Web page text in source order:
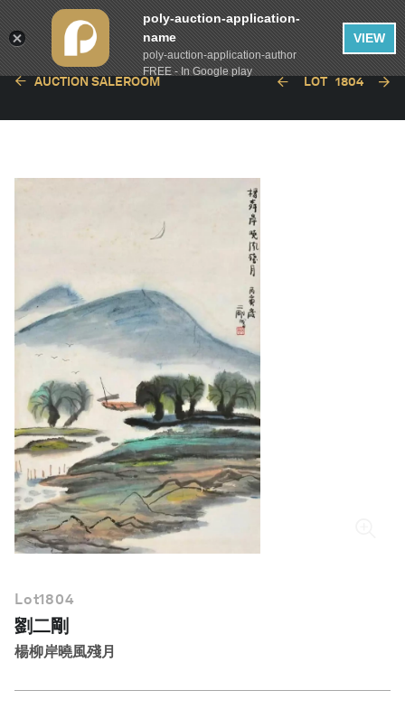
繁體中文
AUCTION SALEROOM LOT 1804
Lot1804
劉二剛
楊柳岸曉風殘月
poly-auction-application-
name
poly-auction-application-author
FREE - In Google play
VIEW